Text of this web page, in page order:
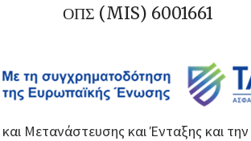
ΟΠΣ (MIS) 6001661
Μετανάστευσης και Ένταξης και